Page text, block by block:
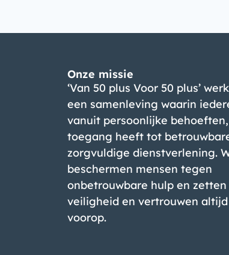
Onze missie
‘Van 50 plus Voor 50 plus’
een samenleving waarin
vanuit persoonlijke behoeften,
toegang heeft tot
zorgvuldige dienstverlening.
beschermen mensen tegen
onbetrouwbare hulp en zetten
veiligheid en vertrouwen altijd
voorop.